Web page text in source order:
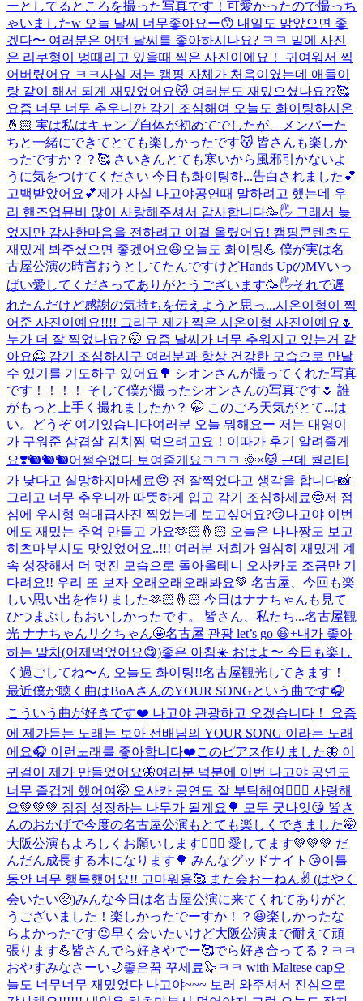
ーとしてるところを撮った写真です！可愛かったので撮っち
ゃいましたw 오늘 날씨 너무좋아요ー😙 내일도 맑았으면 좋
겠다〜 여러분은 어떤 날씨를 좋아하시나요? ㅋㅋ 밑에 사진
은 리쿠형이 멍때리고 있을때 찍은 사진이에요！ 귀여워서 찍
어버렸어요 ㅋㅋ사실 저는 캠핑 자체가 처음이였는데 애들이
랑 같이 해서 되게 재밌었어요😽 여러분도 재밌으셨나요??🥰
요즘 너무 너무 추우니깐 감기 조심해여 오늘도 화이팅하시온
🤞🏻 実は私はキャンプ自体が初めてでしたが、メンバーた
ちと一緒にできてとても楽しかったです😽 皆さんも楽しか
ったですか？？🥰 さいきんとても寒いから風邪引かないよ
うに気をつけてください 今日も화이팅하...告白されました💕
고백받았어요💕제가 사실 나고야공연때 말하려고 했는데 우
리 핸즈업뮤비 많이 사랑해주셔서 감사합니다🥳🖐️ 그래서 늦
었지만 감사한마음을 전하려고 이걸 올렸어요! 캠핑콘텐츠도
재밌게 봐주셨으면 좋겠어요😆오늘도 화이팅💪 僕が実は名
古屋公演の時言おうとしてたんですけどHands UpのMVいっ
ぱい愛してくださってありがとうございます🥳🖐️それで遅
れたんだけど感謝の気持ちを伝えようと思っ...시온이형이 찍
어준 사진이예요!!!! 그리구 제가 찍은 시온이형 사진이예요🌷
누가 더 잘 찍었나요? 🤭 요즘 날씨가 너무 추워지고 있는거 같
아요🥶 감기 조심하시구 여러분과 항상 건강한 모습으로 만날
수 있기를 기도하구 있어요🌳 シオンさんが撮ってくれた写真
です！！！！ そして僕が撮ったシオンさんの写真です🌷 誰
がもっと上手く撮れましたか？ 🤭 このごろ天気がとて...は
い。どうぞ 여기있습니다여러분 오늘 뭐해요ー 저는 대영이
가 구워준 삼겹살 김치찜 먹으려고요！이따가 후기 알려줄게
요❣️🐿️🐿️🐿️어쩔수없다 보여줄게요ㅋㅋㅋ 🌞×🐱 근데 퀄리티
가 낮다고 실망하지마세료😔 전 잘찍었다고 생각을 합니다📸
그리고 너무 추우니까 따뜻하게 입고 감기 조심하세료🤓저 점
심에 우시형 역대급사진 찍었는데 보고싶어요?😏나고야 이번
에도 재밌는 추억 만들고 가요🫶🏻🤞🏻 오늘은 나나짱도 보고
히츠마부시도 맛있었어요..!!! 여러분 저희가 열심히 재밌게 계
속 성장해서 더 멋진 모습으로 돌아올테니 오사카도 조금만 기
다려요!! 우리 또 보자 오래오래오래봐요💚 名古屋、今回も楽
しい思い出を作りました🫶🏻🤞🏻 今日はナナちゃんも見て
ひつまぶしもおいしかったです。 皆さん、私たち...名古屋観
光 ナナちゃんリクちゃん🤩名古屋 관광 let’s go 😆+내가 좋아
하는 말차(어제먹었어요😋)좋은 아침☀️ おはよ〜 今日も楽し
く過ごしてね〜ん 오늘도 화이팅!!名古屋観光してきます！
最近僕が聴く曲はBoAさんのYOUR SONGという曲です🎧
こういう曲が好きです❤️ 나고야 관광하고 오겠습니다！ 요즘
에 제가듣는 노래는 보아 선배님의 YOUR SONG 이라는 노래
에요🎧 이런노래를 좋아합니다❤️このピアス作りました🦋 이
귀걸이 제가 만들었어요🦋여러분 덕분에 이번 나고야 공연도
너무 즐겁게 했어여🤭 오사카 공연도 잘 부탁해여🙇🏻‍♂️ 사랑해
요💚💚💚 점점 성장하는 나무가 될게요🌳 모두 굿나잇😘 皆さ
んのおかげで今度の名古屋公演もとても楽しくできました🤭
大阪公演もよろしくお願いします🙇🏻‍♂️ 愛してます💚💚💚 だ
んだん成長する木になります🌳 みんなグッドナイト😘이틀
동안 너무 행복했어요!! 고마워용🥰 また会おーねん✌️ (はやく
会いたい🥺)みんな今日は名古屋公演に来てくれてありがと
うございました！楽しかったでーすか！？😆楽しかったな
らよかったです😉早く会いたいけど大阪公演まで耐えて頑
張ります💪皆さんでら好きやでー🥰でら好き合ってる？ㅋㅋ
おやすみなさーい🌙좋은꿈 꾸세료🦭ㅋㅋ with Maltese cap오
늘도 너무너무 재밌었다 나고야~~~ 보러 와주셔서 진심으로